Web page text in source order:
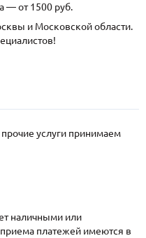
— от 1500 руб.
и Московской области.
услуги принимаем
наличными или
платежей имеются в